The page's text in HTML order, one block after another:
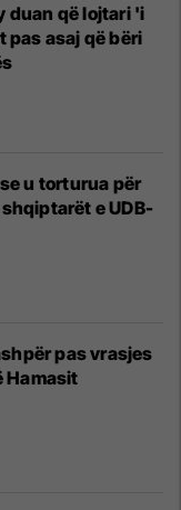
duan që lojtari 'i
asaj që bëri
u torturua për
e UDB-
pas vrasjes
Hamasit